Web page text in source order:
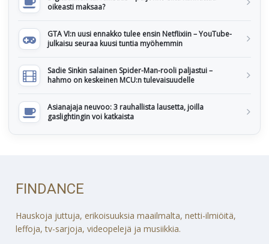
oikeasti maksaa?
GTA VI:n uusi ennakko tulee ensin Netflixiin – YouTube-
julkaisu seuraa kuusi tuntia myöhemmin
Sadie Sinkin salainen Spider-Man-rooli paljastui –
hahmo on keskeinen MCU:n tulevaisuudelle
Asianajaja neuvoo: 3 rauhallista lausetta, joilla
gaslightingin voi katkaista
FINDANCE
Hauskoja juttuja, erikoisuuksia maailmalta, netti-ilmiöitä,
leffoja, tv-sarjoja, videopelejä ja musiikkia.